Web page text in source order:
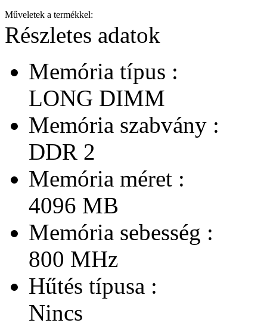
Műveletek a termékkel:
Részletes adatok
Memória típus :
LONG DIMM
Memória szabvány :
DDR 2
Memória méret :
4096 MB
Memória sebesség :
800 MHz
Hűtés típusa :
Nincs